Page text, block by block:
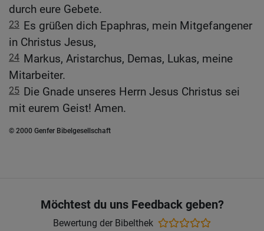
durch eure Gebete.
23 Es grüßen dich Epaphras, mein Mitgefangener
in Christus Jesus,
24 Markus, Aristarchus, Demas, Lukas, meine
Mitarbeiter.
25 Die Gnade unseres Herrn Jesus Christus sei
mit eurem Geist! Amen.
© 2000 Genfer Bibelgesellschaft
Möchtest du uns Feedback geben?
Bewertung der Bibelthek